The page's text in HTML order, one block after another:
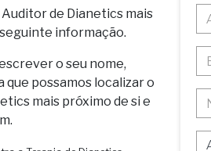
de Dianetics mais
informação.
o seu nome,
que possamos localizar o
mais próximo de si e